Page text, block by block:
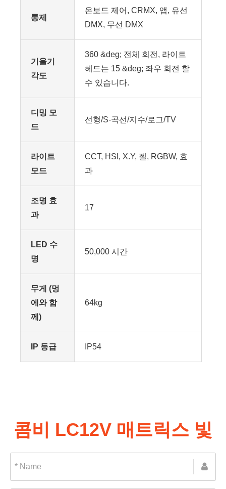
통제
온보드 제어, CRMX, 앱, 유선
DMX, 무선 DMX
기울기
각도
360 &deg; 전체 회전, 라이트
헤드는 15 &deg; 좌우 회전 할
수 있습니다.
디밍 모
드
선형/S-곡선/지수/로그/TV
라이트
모드
CCT, HSI, X.Y, 젤, RGBW, 효
과
조명 효
과
17
LED 수
명
50,000 시간
무게 (멍
에와 함
께)
64kg
IP 등급 IP54
콤비 LC12V 매트릭스 빛